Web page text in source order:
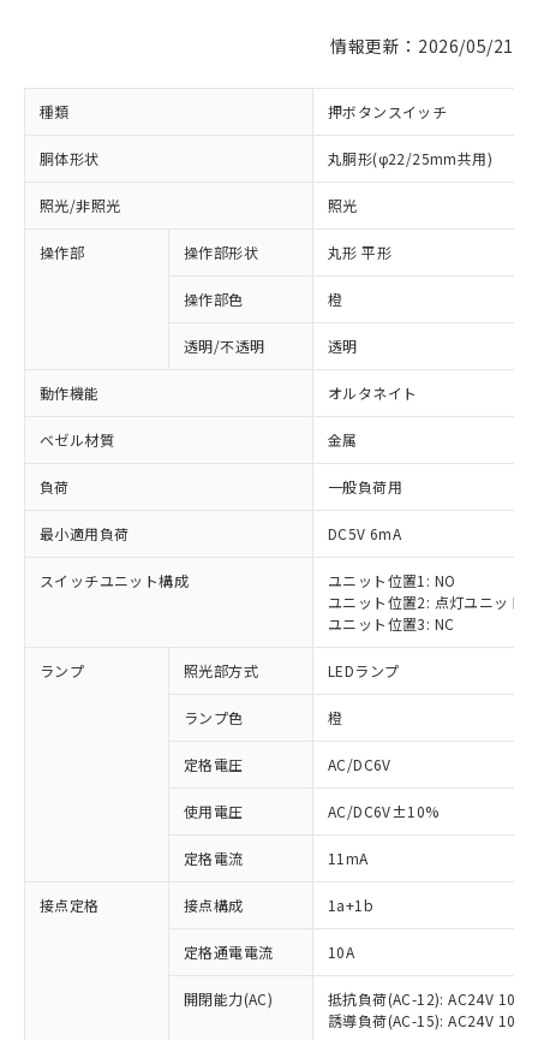
情報更新：2026/05/21
種類 押ボタンスイッチ
胴体形状 丸胴形(φ22/25mm共用)
照光/非照光 照光
操作部 操作部形状 丸形 平形
操作部色 橙
透明/不透明 透明
動作機能 オルタネイト
ベゼル材質 金属
負荷 一般負荷用
最小適用負荷 DC5V 6mA
スイッチユニット構成
ユニット位置1: NO
ユニット位置2: 点灯ユニット
ユニット位置3: NC
ランプ 照光部方式 LEDランプ
ランプ色 橙
定格電圧 AC/DC6V
使用電圧 AC/DC6V±10%
定格電流 11mA
接点定格 接点構成 1a+1b
定格通電電流 10A
開閉能力(AC)
抵抗負荷(AC-12): AC24V 10A/
誘導負荷(AC-15): AC24V
ご利用条件
ご利用ください。
非含有に対応した製品が提供可能な商品で
有に対応した製品に切り替える予定のある
対応予定なし：EU RoHS指令（10物質）の
非含有に非対応の商品で、対応品を出す予
定はありません。
調査・確認中：EU RoHS指令（10物質）の